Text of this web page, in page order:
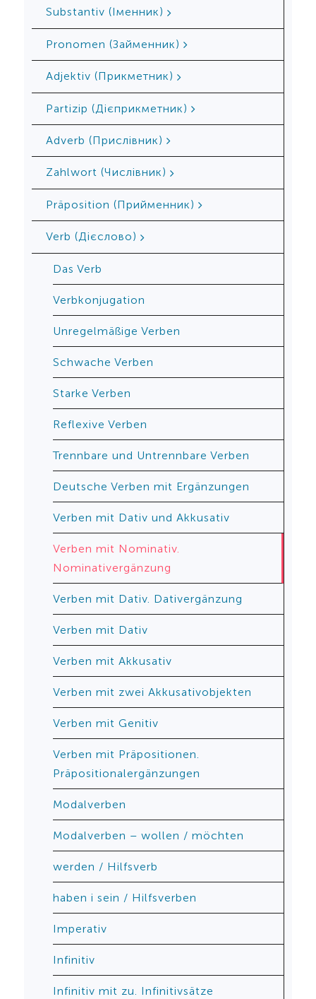
Substantiv (Іменник)
Pronomen (Займенник)
Adjektiv (Прикметник)
Partizip (Дієприкметник)
Adverb (Прислівник)
Zahlwort (Числівник)
Präposition (Прийменник)
Verb (Дієслово)
Das Verb
Verbkonjugation
Unregelmäßige Verben
Schwache Verben
Starke Verben
Reflexive Verben
Trennbare und Untrennbare Verben
Deutsche Verben mit Ergänzungen
Verben mit Dativ und Akkusativ
Verben mit Nominativ.
Nominativergänzung
Verben mit Dativ. Dativergänzung
Verben mit Dativ
Verben mit Akkusativ
Verben mit zwei Akkusativobjekten
Verben mit Genitiv
Verben mit Präpositionen.
Präpositionalergänzungen
Modalverben
Modalverben – wollen / möchten
werden / Hilfsverb
haben і sein / Hilfsverben
Imperativ
Infinitiv
Infinitiv mit zu. Infinitivsätze